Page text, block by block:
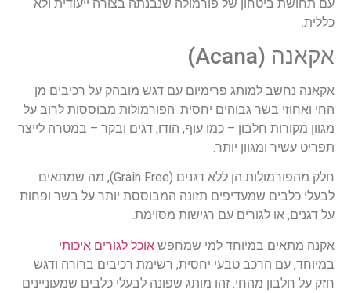
עם תחושת ביטחון של פורמולה שנבנתה בצורה ייעודית ולא
כללית.
אקאנה (Acana)
אקאנה נחשב למותג פרימיום עם דגש מובהק על רכיבים מן
החי ואחוזי בשר גבוהים יחסית. הפורמולות מבוססות לרוב על
מגוון מקורות חלבון – כמו עוף, הודו, דגים ובקר – במטרה לייצר
תפריט עשיר ומגוון יותר.
חלק מהפורמולות הן ללא דגנים (Grain Free), מה שמתאים
לבעלי כלבים שמעדיפים תזונה המבוססת יותר על בשר ופחות
על דגנים, או לגורים עם רגישות מסוימת.
אקנה מתאים במיוחד למי שמחפש אוכל לגורים איכותי
במיוחד, עם הרכב טבעי יחסית, רשימת רכיבים ברורה ודגש
חזק על חלבון מהחי. זהו מותג שפונה לבעלי כלבים שמעוניינים